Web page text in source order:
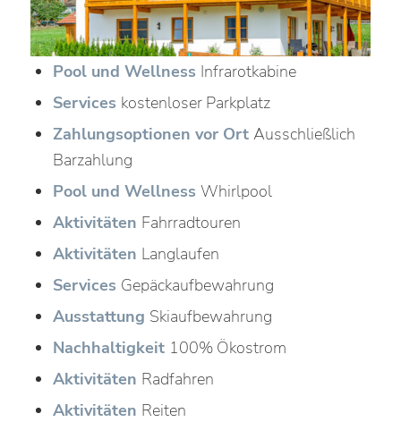
Pool und Wellness Infrarotkabine
Services kostenloser Parkplatz
Zahlungsoptionen vor Ort Ausschließlich
Barzahlung
Pool und Wellness Whirlpool
Aktivitäten Fahrradtouren
Aktivitäten Langlaufen
Services Gepäckaufbewahrung
Ausstattung Skiaufbewahrung
Nachhaltigkeit 100% Ökostrom
Aktivitäten Radfahren
Aktivitäten Reiten